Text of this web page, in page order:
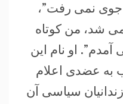
نمی رفت”،
شد، من کوتاه
آمدم”. او نام این
به عضدی اعلام
سیاسی آن